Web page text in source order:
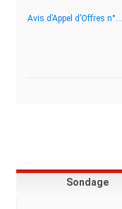
Avis d’Appel d’Offres n°…
Sondage